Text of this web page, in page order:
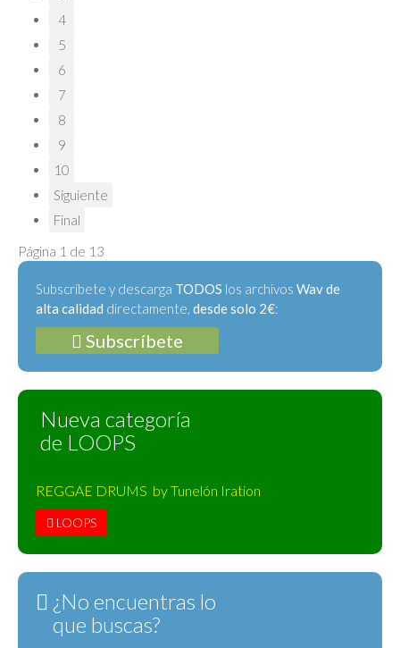
4
5
6
7
8
9
10
Siguiente
Final
Página 1 de 13
Subscríbete y descarga TODOS los archivos Wav de
alta calidad directamente, desde solo 2€:
Subscríbete
Nueva categoría
de LOOPS
REGGAE DRUMS by Tunelón Iration
LOOPS
¿No encuentras lo
que buscas?